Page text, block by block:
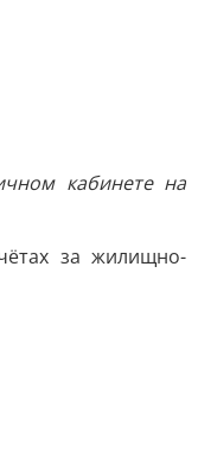
кабинете на
за жилищно-